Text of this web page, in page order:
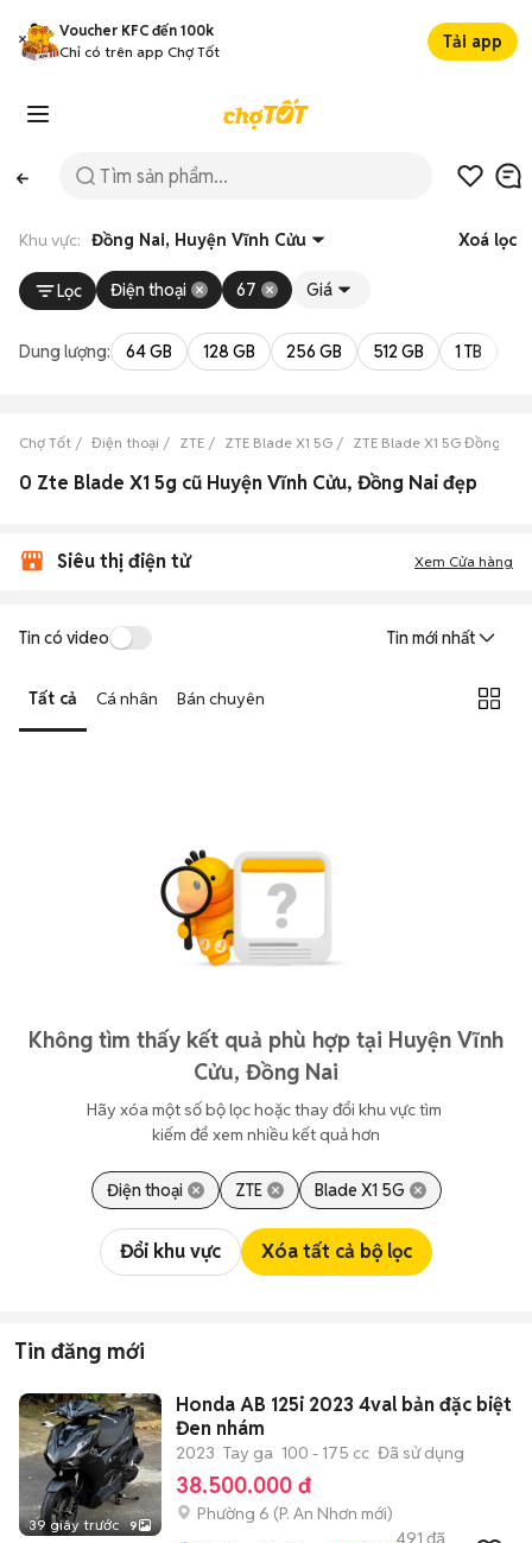
Voucher KFC đến 100k
Chỉ có trên app Chợ Tốt
Tải app
Khu vực: Đồng Nai, Huyện Vĩnh Cửu Xoá lọc
Lọc Điện thoại 67 Giá
Dung lượng: 64 GB 128 GB 256 GB 512 GB 1 TB
Chợ Tốt Điện thoại ZTE ZTE Blade X1 5G ZTE Blade X1 5G Đồng Nai
0 Zte Blade X1 5g cũ Huyện Vĩnh Cửu, Đồng Nai đẹp
Siêu thị điện tử Xem Cửa hàng
Tin có video Tin mới nhất
Tất cả Cá nhân Bán chuyên
Không tìm thấy kết quả phù hợp tại Huyện Vĩnh
Cửu, Đồng Nai
Hãy xóa một số bộ lọc hoặc thay đổi khu vực tìm
kiếm để xem nhiều kết quả hơn
Điện thoại ZTE Blade X1 5G
Đổi khu vực Xóa tất cả bộ lọc
Tin đăng mới
39 giây trước 9
Honda AB 125i 2023 4val bản đặc biệt
Đen nhám
2023 Tay ga 100 - 175 cc Đã sử dụng
38.500.000 đ
Phường 6 (P. An Nhơn mới)
491 đã